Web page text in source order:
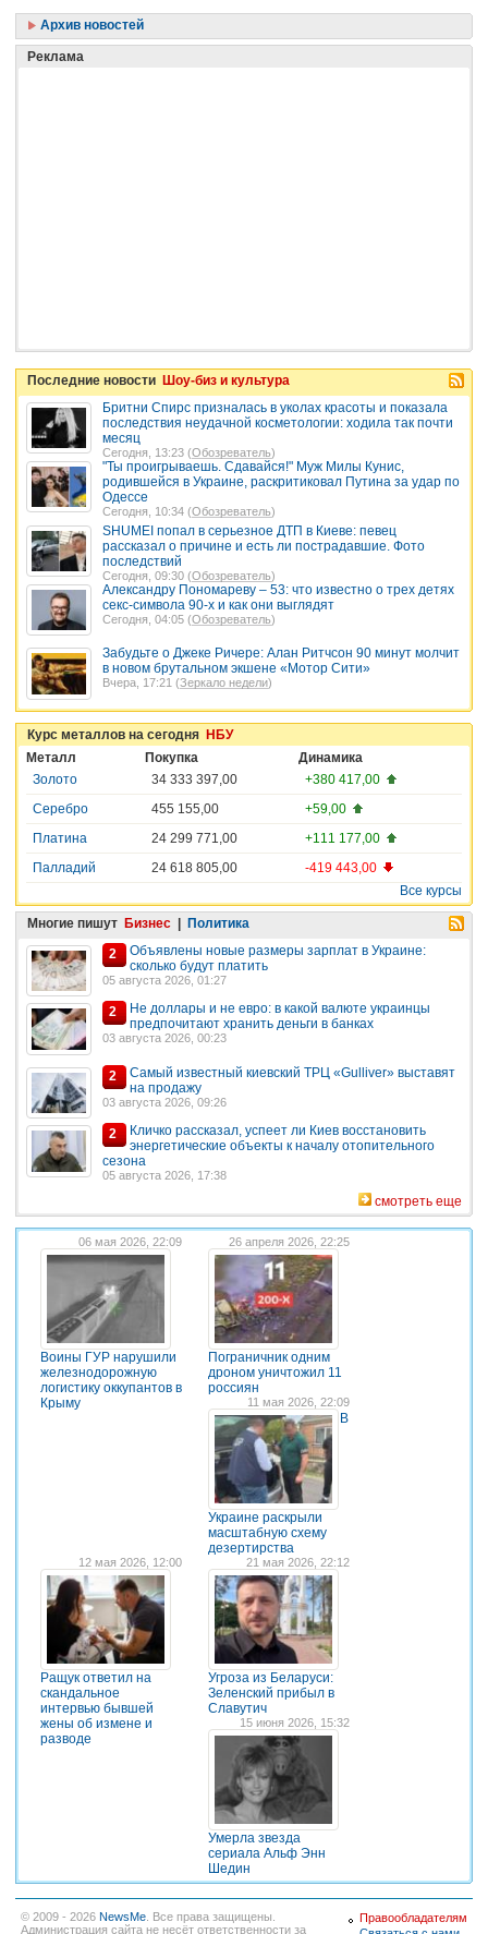
Архив новостей
Реклама
Последние новости Шоу-биз и культура
Бритни Спирс призналась в уколах красоты и показала
последствия неудачной косметологии: ходила так почти
месяц
Сегодня, 13:23 (Обозреватель)
"Ты проигрываешь. Сдавайся!" Муж Милы Кунис,
родившейся в Украине, раскритиковал Путина за удар по
Одессе
Сегодня, 10:34 (Обозреватель)
SHUMEI попал в серьезное ДТП в Киеве: певец
рассказал о причине и есть ли пострадавшие. Фото
последствий
Сегодня, 09:30 (Обозреватель)
Александру Пономареву – 53: что известно о трех детях
секс-символа 90-х и как они выглядят
Сегодня, 04:05 (Обозреватель)
Забудьте о Джеке Ричере: Алан Ритчсон 90 минут молчит
в новом брутальном экшене «Мотор Сити»
Вчера, 17:21 (Зеркало недели)
Курс металлов на сегодня НБУ
Металл
Покупка
Динамика
Золото
34 333 397,00
+380 417,00
Серебро
455 155,00
+59,00
Платина
24 299 771,00
+111 177,00
Палладий
24 618 805,00
-419 443,00
Все курсы
Многие пишут Бизнес | Политика
2
Объявлены новые размеры зарплат в Украине:
сколько будут платить
05 августа 2026, 01:27
2
Не доллары и не евро: в какой валюте украинцы
предпочитают хранить деньги в банках
03 августа 2026, 00:23
2
Самый известный киевский ТРЦ «Gulliver» выставят
на продажу
03 августа 2026, 09:26
2
Кличко рассказал, успеет ли Киев восстановить
энергетические объекты к началу отопительного
сезона
05 августа 2026, 17:38
смотреть еще
06 мая 2026, 22:09
Воины ГУР нарушили
железнодорожную
логистику оккупантов в
Крыму
26 апреля 2026, 22:25
Пограничник одним
дроном уничтожил 11
россиян
11 мая 2026, 22:09
В
Украине раскрыли
масштабную схему
дезертирства
12 мая 2026, 12:00
Ращук ответил на
скандальное
интервью бывшей
жены об измене и
разводе
21 мая 2026, 22:12
Угроза из Беларуси:
Зеленский прибыл в
Славутич
15 июня 2026, 15:32
Умерла звезда
сериала Альф Энн
Шедин
© 2009 - 2026 NewsMe . Все права защищены.
Администрация сайта не несёт ответственности за
Правообладателям